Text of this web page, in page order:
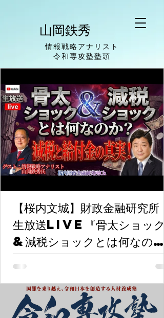
山岡鉄秀
情報戦略アナリスト
​令和専攻塾塾頭
【桜内文城】財政金融研究所
生放送LIVE『骨太ショック
&減税ショックとは何なの
か？本当なのか？減税と給付
アナリスト 山岡鉄秀氏